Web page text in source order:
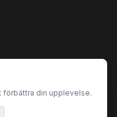
•
förbättra din upplevelse.